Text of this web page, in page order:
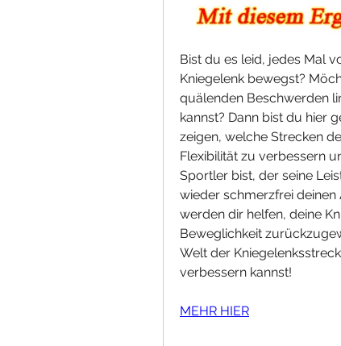
Bist du es leid, jedes Mal
Kniegelenk bewegst?
quälenden Beschwerden
kannst? Dann bist du hier
zeigen, welche Strecken
Flexibilität zu verbessern
Sportler bist, der seine
wieder schmerzfrei
werden dir helfen, deine
Beweglichkeit
Welt der
verbessern kannst!
MEHR HIER